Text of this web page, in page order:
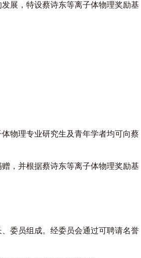
展，特设蔡诗东等离子体物理奖励基
物理专业研究生及青年学者均可向蔡
，并根据蔡诗东等离子体物理奖励基
委员组成。经委员会通过可聘请名誉